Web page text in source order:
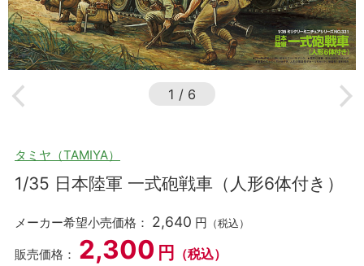
1 / 6
タミヤ（TAMIYA）
1/35 日本陸軍 一式砲戦車（人形6体付き）
メーカー希望小売価格： 2,640 円 （税込）
販売価格： 2,300 円 （税込）